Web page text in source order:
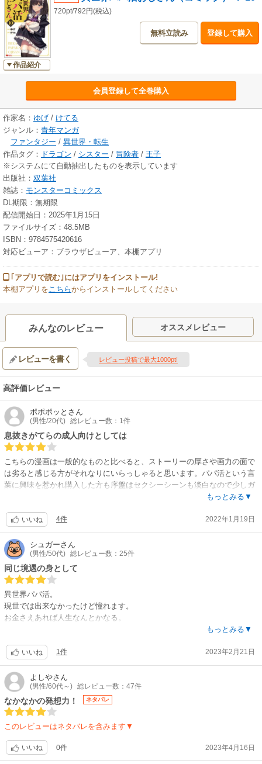
作品紹介
720pt/792円(税込)
無料立読み 登録して購入
会員登録して全巻購入
作家名： ゆげ / けてる
ジャンル： 青年マンガ
ファンタジー / 異世界・転生
作品タグ： ドラゴン / シスター / 冒険者 / 王子
※システムにて自動抽出したものを表示しています
出版社： 双葉社
雑誌： モンスターコミックス
DL期限：無期限
配信開始日：2025年1月15日
ファイルサイズ：48.5MB
ISBN：9784575420616
対応ビューア：ブラウザビューア、本棚アプリ
｢アプリで読む｣にはアプリをインストール!
本棚アプリを こちらからインストールしてください
みんなのレビュー オススメレビュー
レビューを書く レビュー投稿で最大1000pt!
高評価レビュー
ポポポッと さん
(男性/20代) 総レビュー数：1件
息抜きがてらの成人向けとしては
こちらの漫画は一般的なものと比べると、ストーリーの厚さや画力の面で
は劣ると感じる方がそれなりにいらっしゃると思います。パパ活という言
葉に興味を惹かれ購入した方も序盤はセクシーシーンも淡白なので少しガ
ッカリされるやもしれません。しかし、この漫画の良さはキャラデザやコ
思われます。また力が抜ける絵もギャグシーンが多いこの作品にはとても
合ってると思われます。息抜きがてら読むには適した作品なのではないで
しょうか？
もっとみる▼
いいね 4件 2022年1月19日
シュガーさん
(男性/50代) 総レビュー数：25件
同じ境遇の身として
異世界パパ活。
現世では出来なかったけど憧れます。
お金さえあれば人生なんとかなる。
もっとみる▼
いいね 1件 2023年2月21日
よしやさん
(男性/60代～) 総レビュー数：47件
なかなかの発想力！ ネタバレ
このレビューはネタバレを含みます▼
いいね 0件 2023年4月16日